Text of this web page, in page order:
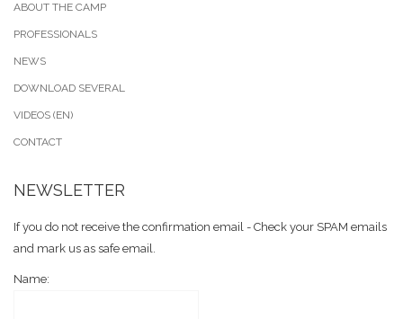
ABOUT THE CAMP
PROFESSIONALS
NEWS
DOWNLOAD SEVERAL
VIDEOS (EN)
CONTACT
NEWSLETTER
If you do not receive the confirmation email - Check your SPAM emails
and mark us as safe email.
Name: